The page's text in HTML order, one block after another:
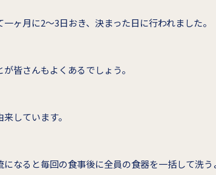
ヶ月に2～3日おき、決まった日に行われました。
皆さんもよくあるでしょう。
しています。
なると毎回の食事後に全員の食器を一括して洗